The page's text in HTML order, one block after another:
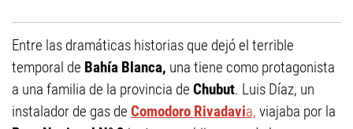
Entre las dramáticas historias que dejó el terrible
temporal de Bahía Blanca, una tiene como protagonista
a una familia de la provincia de Chubut. Luis Díaz, un
instalador de gas de Comodoro Rivadavia, viajaba por la